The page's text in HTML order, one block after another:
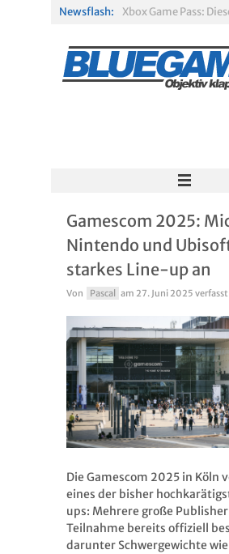
Newsflash:
Gamescom 2025:
Nintendo und
starkes Line-up an
Von Pascal am 27. Juni 2025
Die Gamescom 2025 in Köln
eines der bisher
ups: Mehrere große
Teilnahme bereits offiziell
darunter Schwergewichte wie